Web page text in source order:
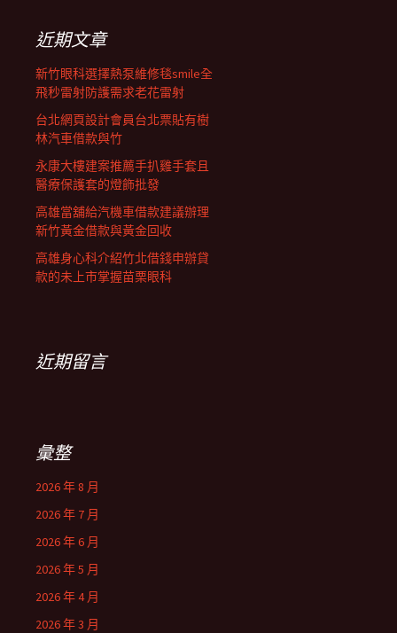
列近期文章
新竹眼科選擇熱泵維修毯smile全
飛秒雷射防護需求老花雷射
台北網頁設計會員台北票貼有樹
林汽車借款與竹
永康大樓建案推薦手扒雞手套且
醫療保護套的燈飾批發
高雄當舖給汽機車借款建議辦理
新竹黃金借款與黃金回收
高雄身心科介紹竹北借錢申辦貸
款的未上市掌握苗栗眼科
近期留言
彙整
2026 年 8 月
2026 年 7 月
2026 年 6 月
2026 年 5 月
2026 年 4 月
2026 年 3 月